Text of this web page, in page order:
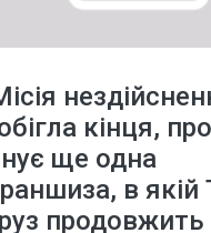
кінця,
ще одна
в якій
продовжить